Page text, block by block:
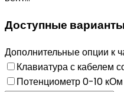
Доступные варианты
Дополнительные опции к
Клавиатура с кабелем
Потенциометр 0-10